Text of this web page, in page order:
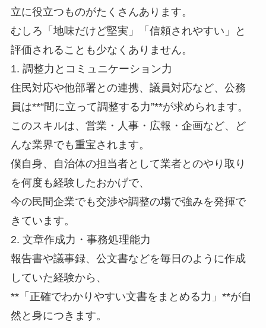
立に役立つものがたくさんあります。
むしろ「地味だけど堅実」「信頼されやすい」と
評価されることも少なくありません。
1. 調整力とコミュニケーション力
住民対応や他部署との連携、議員対応など、公務
員は**“間に立って調整する力”**が求められます。
このスキルは、営業・人事・広報・企画など、ど
んな業界でも重宝されます。
僕自身、自治体の担当者として業者とのやり取り
を何度も経験したおかげで、
今の民間企業でも交渉や調整の場で強みを発揮で
きています。
2. 文章作成力・事務処理能力
報告書や議事録、公文書などを毎日のように作成
していた経験から、
**「正確でわかりやすい文書をまとめる力」**が自
然と身につきます。